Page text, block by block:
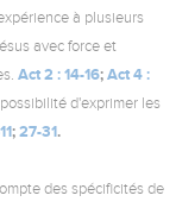
à plusieurs
avec force et
Act 2 : 14-16; Act 4 :
d'exprimer les
; 27-31.
des spécificités de